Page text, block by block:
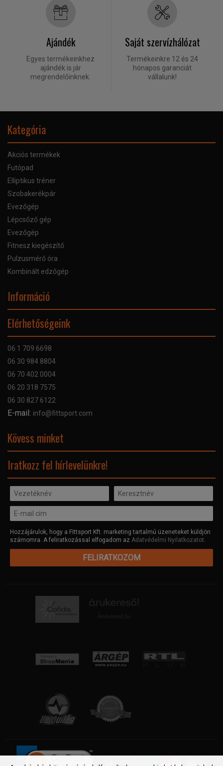
Ajándék
Egyes termékeinkhez
ajándék is jár
megrendelőinknek.
Saját szervízhálózat
Termékeinkre 12 és 24
hónapos garanciát
vállalunk!
Kategória
Akciós termékek
Futópad
Elliptikus tréner
Szobakerékpár
Evezőgép
Lépcsőző gép
Evezőgép
Fitnesz kiegészítő
Pulzusmérő óra
Kombinált edzőgép
Információ
Bankkártyás fizetés
Adatvédelmi nyilatkozat
Elérhetőségeink
06 1 709 6698
06 30 984 8804
06 70 402 0004
06 20 318 7575
06 30 827 6122
E-mail: info@fittsport.com
Kövess minket
Iratkozz fel hírlevelünkre!
Hozzájárulok, hogy a Fittsport Kft. marketing tartalmú üzeneteket küldjön
számomra. A feliratkozással elfogadom az Adatvédelmi Nyilatkozatot.
FELIRATKOZOM